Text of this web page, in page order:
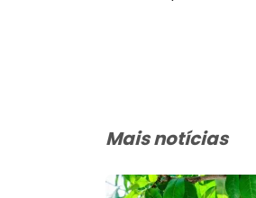
Mais notícias